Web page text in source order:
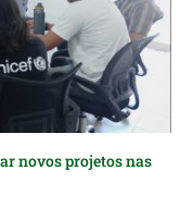
novos projetos nas